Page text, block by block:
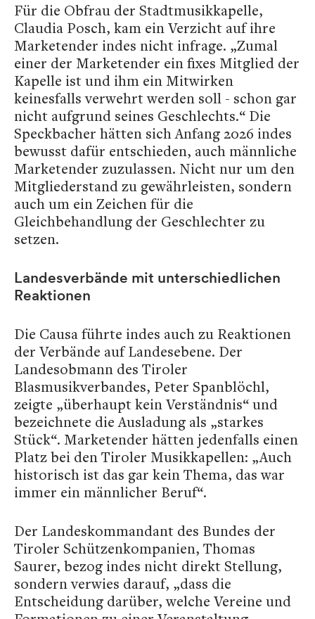
Für die Obfrau der Stadtmusikkapelle,
Claudia Posch, kam ein Verzicht auf ihre
Marketender indes nicht infrage. „Zumal
einer der Marketender ein fixes Mitglied der
Kapelle ist und ihm ein Mitwirken
keinesfalls verwehrt werden soll - schon gar
nicht aufgrund seines Geschlechts.“ Die
Speckbacher hätten sich Anfang 2026 indes
bewusst dafür entschieden, auch männliche
Marketender zuzulassen. Nicht nur um den
Mitgliederstand zu gewährleisten, sondern
auch um ein Zeichen für die
Gleichbehandlung der Geschlechter zu
setzen.
Landesverbände mit unterschiedlichen
Reaktionen
Die Causa führte indes auch zu Reaktionen
der Verbände auf Landesebene. Der
Landesobmann des Tiroler
Blasmusikverbandes, Peter Spanblöchl,
zeigte „überhaupt kein Verständnis“ und
bezeichnete die Ausladung als „starkes
Stück“. Marketender hätten jedenfalls einen
Platz bei den Tiroler Musikkapellen: „Auch
historisch ist das gar kein Thema, das war
immer ein männlicher Beruf“.
Der Landeskommandant des Bundes der
Tiroler Schützenkompanien, Thomas
Saurer, bezog indes nicht direkt Stellung,
sondern verwies darauf, „dass die
Entscheidung darüber, welche Vereine und